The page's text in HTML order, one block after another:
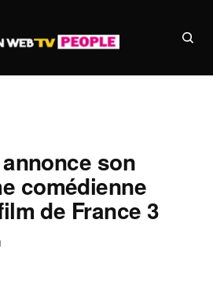
son
comédienne
de France 3